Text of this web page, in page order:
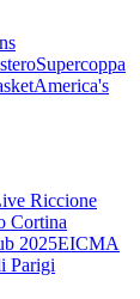
Supercoppa
America's
Riccione
Cortina
2025EICMA
Parigi